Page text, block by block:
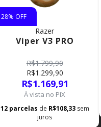
28% OFF
Razer
Viper V3 PRO
R$1.799,90
R$1.299,90
R$1.169,91
À vista no PIX
12 parcelas de R$108,33 sem
juros